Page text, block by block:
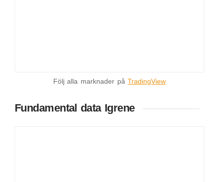
Följ alla marknader påTradingView
Fundamental data Igrene